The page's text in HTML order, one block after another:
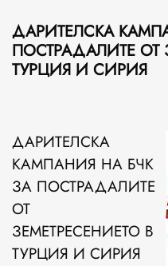
ДАРИТЕЛСКА
ПОСТРАДАЛИТЕ ОТ
ТУРЦИЯ И СИРИЯ
ДАРИТЕЛСКА
КАМПАНИЯ НА БЧК
ЗА ПОСТРАДАЛИТЕ
ОТ
ЗЕМЕТРЕСЕНИЕТО В
ТУРЦИЯ И СИРИЯ